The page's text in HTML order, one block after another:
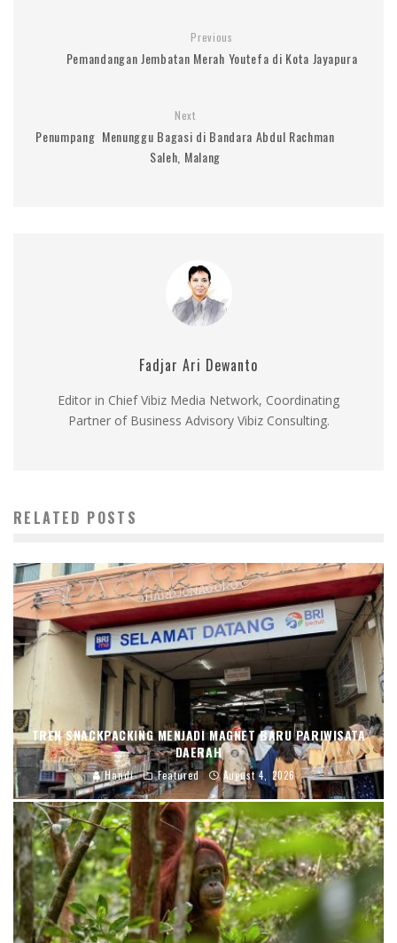
Previous
Pemandangan Jembatan Merah Youtefa di Kota Jayapura
Next
Penumpang Menunggu Bagasi di Bandara Abdul Rachman
Saleh, Malang
Fadjar Ari Dewanto
Editor in Chief Vibiz Media Network, Coordinating
Partner of Business Advisory Vibiz Consulting.
RELATED POSTS
TREN SNACKPACKING MENJADI MAGNET BARU PARIWISATA
DAERAH
Handi Featured August 4, 2026